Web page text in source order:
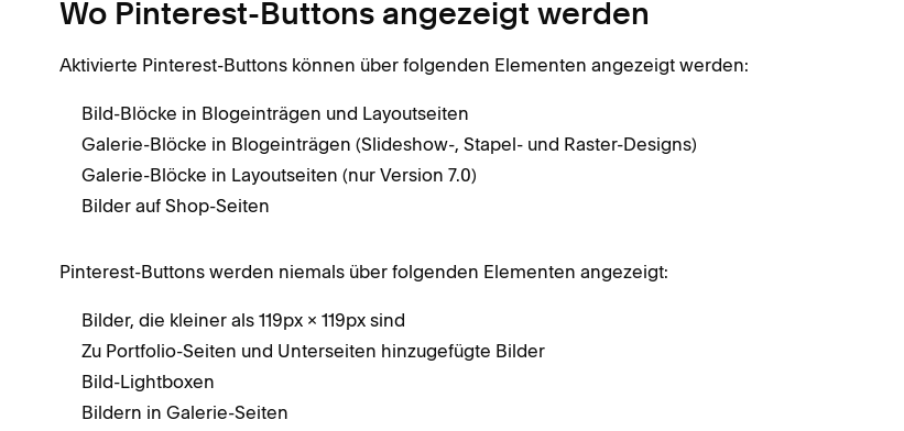
Wo Pinterest-Buttons angezeigt werden
Aktivierte Pinterest-Buttons können über folgenden Elementen angezeigt werden:
Bild-Blöcke in Blogeinträgen und Layoutseiten
Galerie-Blöcke in Blogeinträgen (Slideshow-, Stapel- und Raster-Designs)
Galerie-Blöcke in Layoutseiten (nur Version 7.0)
Bilder auf Shop-Seiten
Pinterest-Buttons werden niemals über folgenden Elementen angezeigt:
Bilder, die kleiner als 119px × 119px sind
Zu Portfolio-Seiten und Unterseiten hinzugefügte Bilder
Bild-Lightboxen
Bildern in Galerie-Seiten